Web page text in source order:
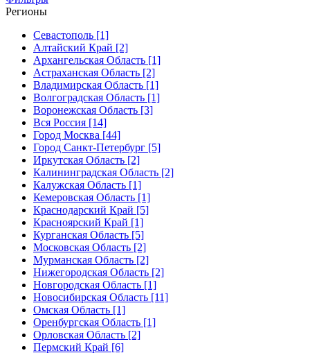
Регионы
Севастополь [1]
Алтайский Край [2]
Архангельская Область [1]
Астраханская Область [2]
Владимирская Область [1]
Волгоградская Область [1]
Воронежская Область [3]
Вся Россия [14]
Город Москва [44]
Город Санкт-Петербург [5]
Иркутская Область [2]
Калининградская Область [2]
Калужская Область [1]
Кемеровская Область [1]
Краснодарский Край [5]
Красноярский Край [1]
Курганская Область [5]
Московская Область [2]
Мурманская Область [2]
Нижегородская Область [2]
Новгородская Область [1]
Новосибирская Область [11]
Омская Область [1]
Оренбургская Область [1]
Орловская Область [2]
Пермский Край [6]